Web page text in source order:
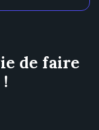
de faire